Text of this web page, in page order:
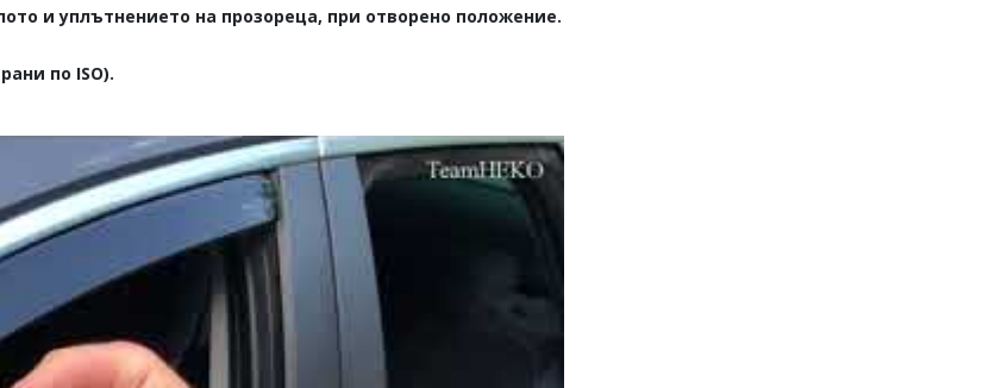
и уплътнението на прозореца, при отворено положение.
по ISO).